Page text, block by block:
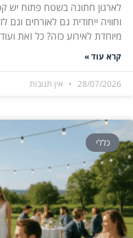
לארגון חתונה בשטח פתוח יש
וחוויה ייחודית גם לאורחים וגם
מיוחדת לאירוע כזה? כל זאת
קרא עוד »
28/07/2026 אין תגובות
כללי